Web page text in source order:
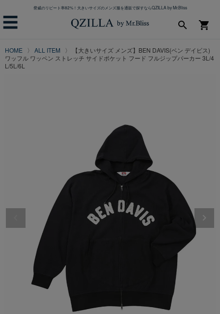
脅威のリピート率82%！大きいサイズのメンズ服を通販で探すならQZILLA by Mr.Bliss
☰ shopping_cart
search
HOME ALL ITEM
【大きいサイズ メンズ】BEN DAVIS(ベン デイビス)
ワッフル ワッペン ストレッチ サイドポケット フード フルジップパーカー 3L/4
L/5L/6L